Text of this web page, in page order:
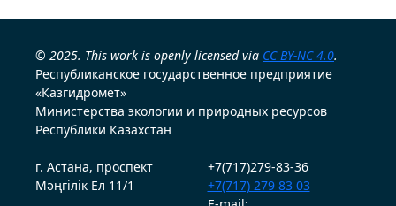
© 2025. This work is openly licensed via CC BY-NC 4.0.
Республиканское государственное предприятие
«Казгидромет»
Министерства экологии и природных ресурсов
Республики Казахстан
г. Астана, проспект
Мәңгілік Ел 11/1
+7(717)279-83-36
+7(717) 279 83 03